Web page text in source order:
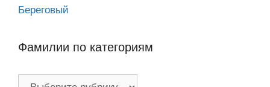
Береговый
Фамилии по категориям